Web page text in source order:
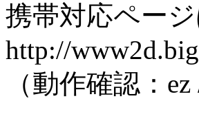
携帯対応ペー
http://
（動作確認：